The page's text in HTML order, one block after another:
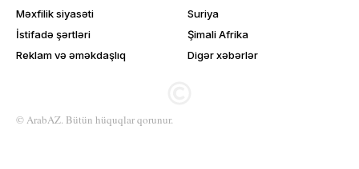
Məxfilik siyasəti
İstifadə şərtləri
Reklam və əməkdaşlıq
Suriya
Şimali Afrika
Digər xəbərlər
© ArabAZ. Bütün hüquqlar qorunur.